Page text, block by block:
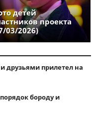
детей
проекта
03/2026)
друзьями прилетел на
бороду и